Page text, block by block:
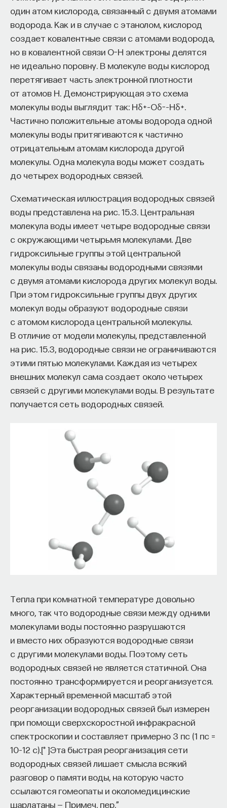
один атом кислорода, связанный с двумя атомами
водорода. Как и в случае с этанолом, кислород
создает ковалентные связи с атомами водорода,
но в ковалентной связи O−H электроны делятся
не идеально поровну. В молекуле воды кислород
перетягивает часть электронной плотности
от атомов H. Демонстрирующая это схема
молекулы воды выглядит так: Hδ+–Oδ−–Hδ+.
Частично положительные атомы водорода одной
молекулы воды притягиваются к частично
отрицательным атомам кислорода другой
молекулы. Одна молекула воды может создать
до четырех водородных связей.
Схематическая иллюстрация водородных связей
воды представлена на рис. 15.3. Центральная
молекула воды имеет четыре водородные связи
с окружающими четырьмя молекулами. Две
гидроксильные группы этой центральной
молекулы воды связаны водородными связями
с двумя атомами кислорода других молекул воды.
При этом гидроксильные группы двух других
молекул воды образуют водородные связи
с атомом кислорода центральной молекулы.
В отличие от модели молекулы, представленной
на рис. 15.3, водородные связи не ограничиваются
этими пятью молекулами. Каждая из четырех
внешних молекул сама создает около четырех
связей с другими молекулами воды. В результате
получается сеть водородных связей.
Тепла при комнатной температуре довольно
много, так что водородные связи между одними
молекулами воды постоянно разрушаются
и вместо них образуются водородные связи
с другими молекулами воды. Поэтому сеть
водородных связей не является статичной. Она
постоянно трансформируется и реорганизуется.
Характерный временной масштаб этой
реорганизации водородных связей был измерен
при помощи сверхскоростной инфракрасной
спектроскопии и составляет примерно 3 пс (1 пс =
10–12 с).[*]Эта быстрая реорганизация сети
водородных связей лишает смысла всякий
разговор о памяти воды, на которую часто
ссылаются гомеопаты и околомедицинские
шарлатаны — Примеч. пер.”